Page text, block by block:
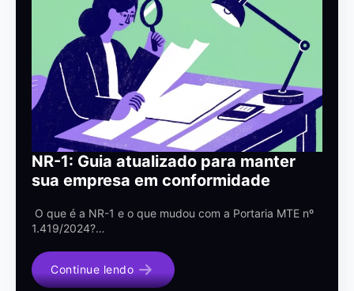
NR-1: Guia atualizado para manter
sua empresa em conformidade
O que é a NR-1 e o que mudou com a Portaria MTE nº
1.419/2024?…
Continue lendo